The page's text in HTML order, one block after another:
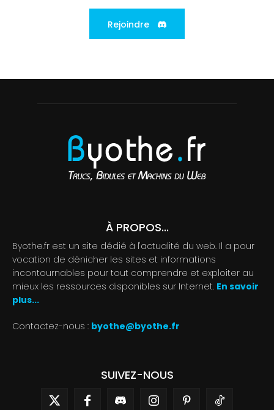
Rejoindre
À PROPOS...
Byothe.fr est un site dédié à l'actualité du web. Il a pour
vocation de dénicher les sites et informations
incontournables pour tout comprendre et exploiter au
mieux les ressources disponibles sur Internet. En savoir
plus...
Contactez-nous : byothe@byothe.fr
SUIVEZ-NOUS